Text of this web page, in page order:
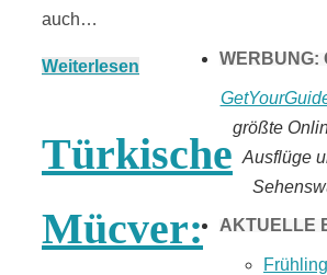
auch…
Weiterlesen
Türkische
Mücver:
WERBUNG:
größte
Ausflüge
AKTUELLE